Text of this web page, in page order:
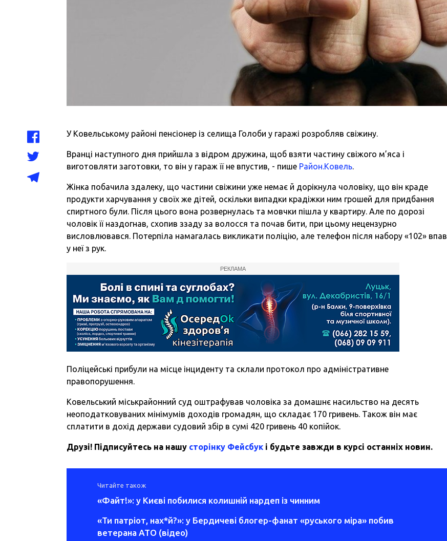
У Ковельському районі пенсіонер із селища Голоби у гаражі розробляв свіжину.
Вранці наступного дня прийшла з відром дружина, щоб взяти частину свіжого м’яса і
виготовляти заготовки, то він у гараж її не впустив, - пише Район.Ковель
Жінка побачила здалеку, що частини свіжини уже немає й дорікнула чоловіку, що він краде
продукти харчування у своїх же дітей, оскільки випадки крадіжки ним грошей для придбання
спиртного були. Після цього вона розвернулась та мовчки пішла у квартиру. Але по дорозі
чоловік її наздогнав, схопив ззаду за волосся та почав бити, при цьому нецензурно
висловлювався. Потерпіла намагалась викликати поліцію, але телефон після набору «102» впав
у неї з рук.
РЕКЛАМА
Поліцейські прибули на місце інциденту та склали протокол про адміністративне
правопорушення.
Ковельський міськрайонний суд оштрафував чоловіка за домашнє насильство на десять
неоподатковуваних мінімумів доходів громадян, що складає 170 гривень. Також він має
сплатити в дохід держави судовий збір в сумі 420 гривень 40 копійок.
Друзі! Підписуйтесь на нашу сторінку Фейсбук і будьте завжди в курсі останніх новин.
Читайте також
«Файт!»: у Києві побилися колишній нардеп із чинним
«Ти патріот, нах*й?»: у Бердичеві блогер-фанат «руського міра» побив
ветерана АТО (відео)